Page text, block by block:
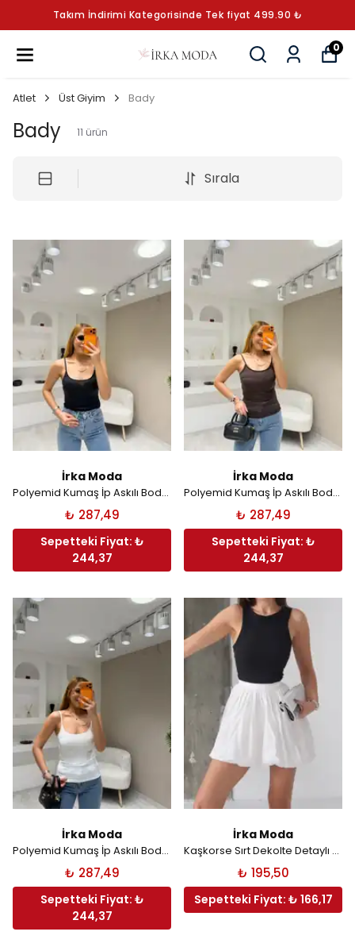
Takım İndirimi Kategorisinde Tek fiyat 499.90 ₺
0
Atlet Üst Giyim Bady
Bady 11 ürün
Sırala
İrka Moda
Polyemid Kumaş İp Askılı Body - Siyah
₺ 287,49
Sepetteki Fiyat: ₺
244,37
İrka Moda
Polyemid Kumaş İp Askılı Body - Kahverengi
₺ 287,49
Sepetteki Fiyat: ₺
244,37
İrka Moda
Polyemid Kumaş İp Askılı Body - Beyaz
₺ 287,49
Sepetteki Fiyat: ₺
244,37
İrka Moda
Kaşkorse Sırt Dekolte Detaylı Atlet - Siyah
₺ 195,50
Sepetteki Fiyat: ₺ 166,17